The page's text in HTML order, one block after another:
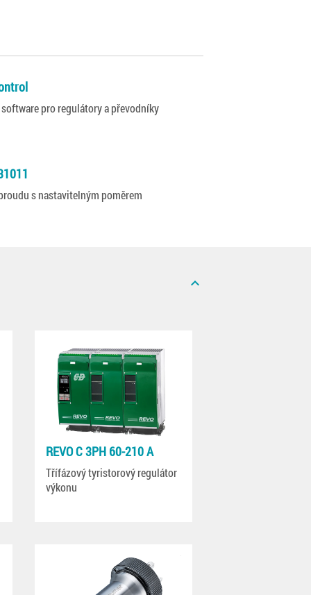
pro regulátory a převodníky
s nastavitelným poměrem
expand_less
REVO C 3PH 60-210 A
Třífázový tyristorový regulátor
výkonu